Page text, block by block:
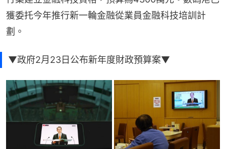
獲委托今年推行新一輪金融從業員金融科技培訓計
劃。
▼政府2月23日公布新年度財政預算案▼